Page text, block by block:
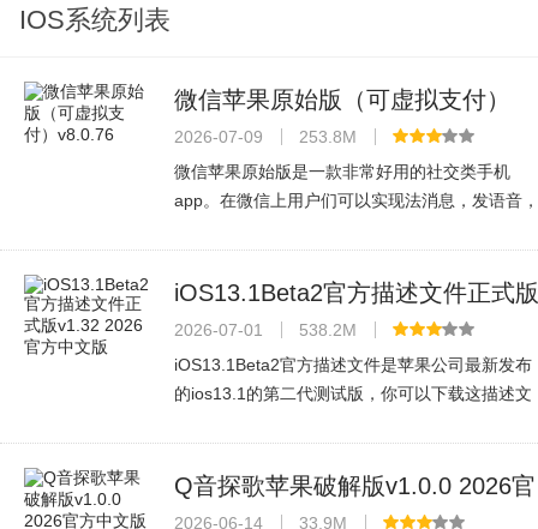
IOS系统列表
微信苹果原始版（可虚拟支付）
v8.0.76
2026-07-09
253.8M
微信苹果原始版是一款非常好用的社交类手机
app。在微信上用户们可以实现法消息，发语音，
们的动态，非常的方便，还有微信小程
iOS13.1Beta2官方描述文件正式版
v1.32 2026官方中文版
2026-07-01
538.2M
iOS13.1Beta2官方描述文件是苹果公司最新发布
的ios13.1的第二代测试版，你可以下载这描述文
载尝鲜！iOS13.1Beta2官方描述文件
Q音探歌苹果破解版v1.0.0 2026官
方中文版
2026-06-14
33.9M